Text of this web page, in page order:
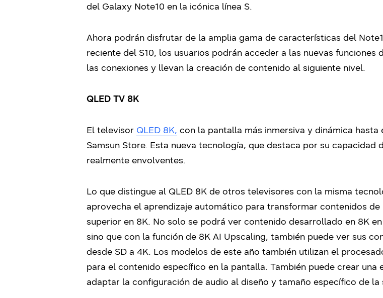
del Galaxy Note10 en la icónica línea S.
Ahora podrán disfrutar de la amplia gama de características del
reciente del S10, los usuarios podrán acceder a las nuevas
las conexiones y llevan la creación de contenido al siguiente nivel.
QLED TV 8K
El televisor QLED 8K, con la pantalla más inmersiva y dinámica
Samsun Store. Esta nueva tecnología, que destaca por su
realmente envolventes.
Lo que distingue al QLED 8K de otros televisores con la misma
aprovecha el aprendizaje automático para transformar contenidos
superior en 8K. No solo se podrá ver contenido desarrollado en 8K
sino que con la función de 8K AI Upscaling, también puede ver sus
desde SD a 4K. Los modelos de este año también utilizan el
para el contenido específico en la pantalla. También puede crear
adaptar la configuración de audio al diseño y tamaño específico de la